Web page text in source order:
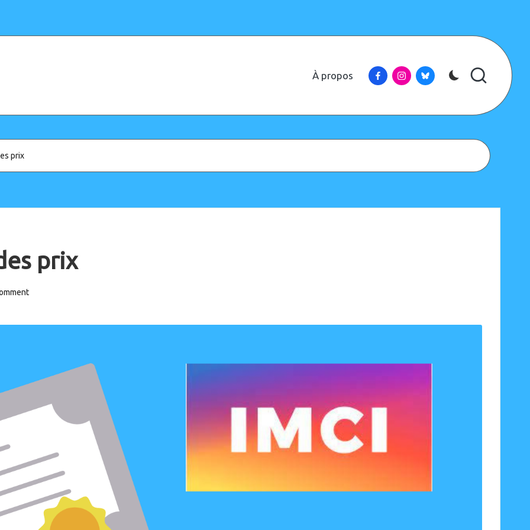
À propos FacebookInstagram
Bluesky
prix
prix